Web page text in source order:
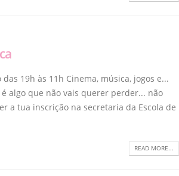
19h às 11h Cinema, música, jogos e...
algo que não vais querer perder... não
a tua inscrição na secretaria da Escola de
READ MORE...